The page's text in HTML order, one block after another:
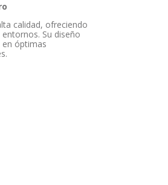
calidad, ofreciendo
Su diseño
óptimas